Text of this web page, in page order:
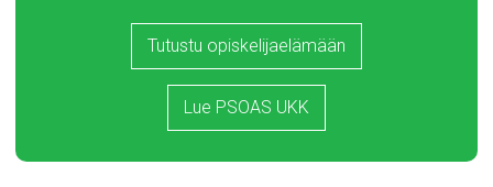
Tutustu opiskelijaelämään
Lue PSOAS UKK